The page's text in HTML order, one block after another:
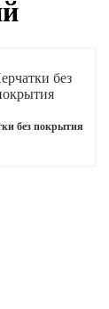
без покрытия